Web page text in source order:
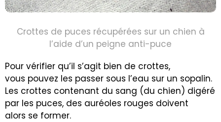
Crottes de puces récupérées sur un chien à
l’aide d’un peigne anti-puce
Pour vérifier qu’il s’agit bien de crottes,
vous pouvez les passer sous l’eau sur un sopalin.
Les crottes contenant du sang (du chien) digéré
par les puces, des auréoles rouges doivent
alors se former.